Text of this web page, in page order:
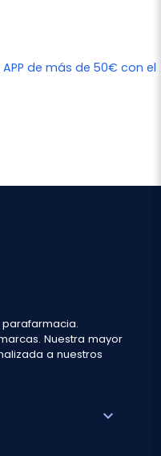
de más de 50€ con el
Nuestra mayor
a nuestros
expand_more